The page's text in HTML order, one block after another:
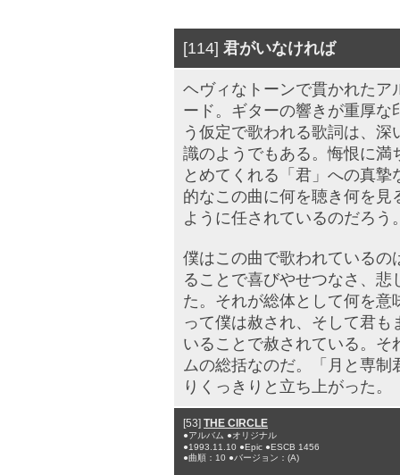
[114] 君がいなければ
ヘヴィなトーンで貫かれたア
ード。ギターの響きが重厚
う仮定で歌われる歌詞は、
識のようでもある。悔恨に満
とめてくれる「君」への真
的なこの曲に何を聴き何を
ように任されているのだろう
僕はこの曲で歌われているの
ることで喜びやせつなさ、
た。それが総体として何を
って僕は赦され、そして君
いることで赦されている。
ムの総括なのだ。「月と専
りくっきりと立ち上がった。
[53] THE CIRCLE
●アルバム ●オリジナル
●1993.11.10 ●Epic ●ESCB 1456
●曲順：10 ●バージョン：(A)